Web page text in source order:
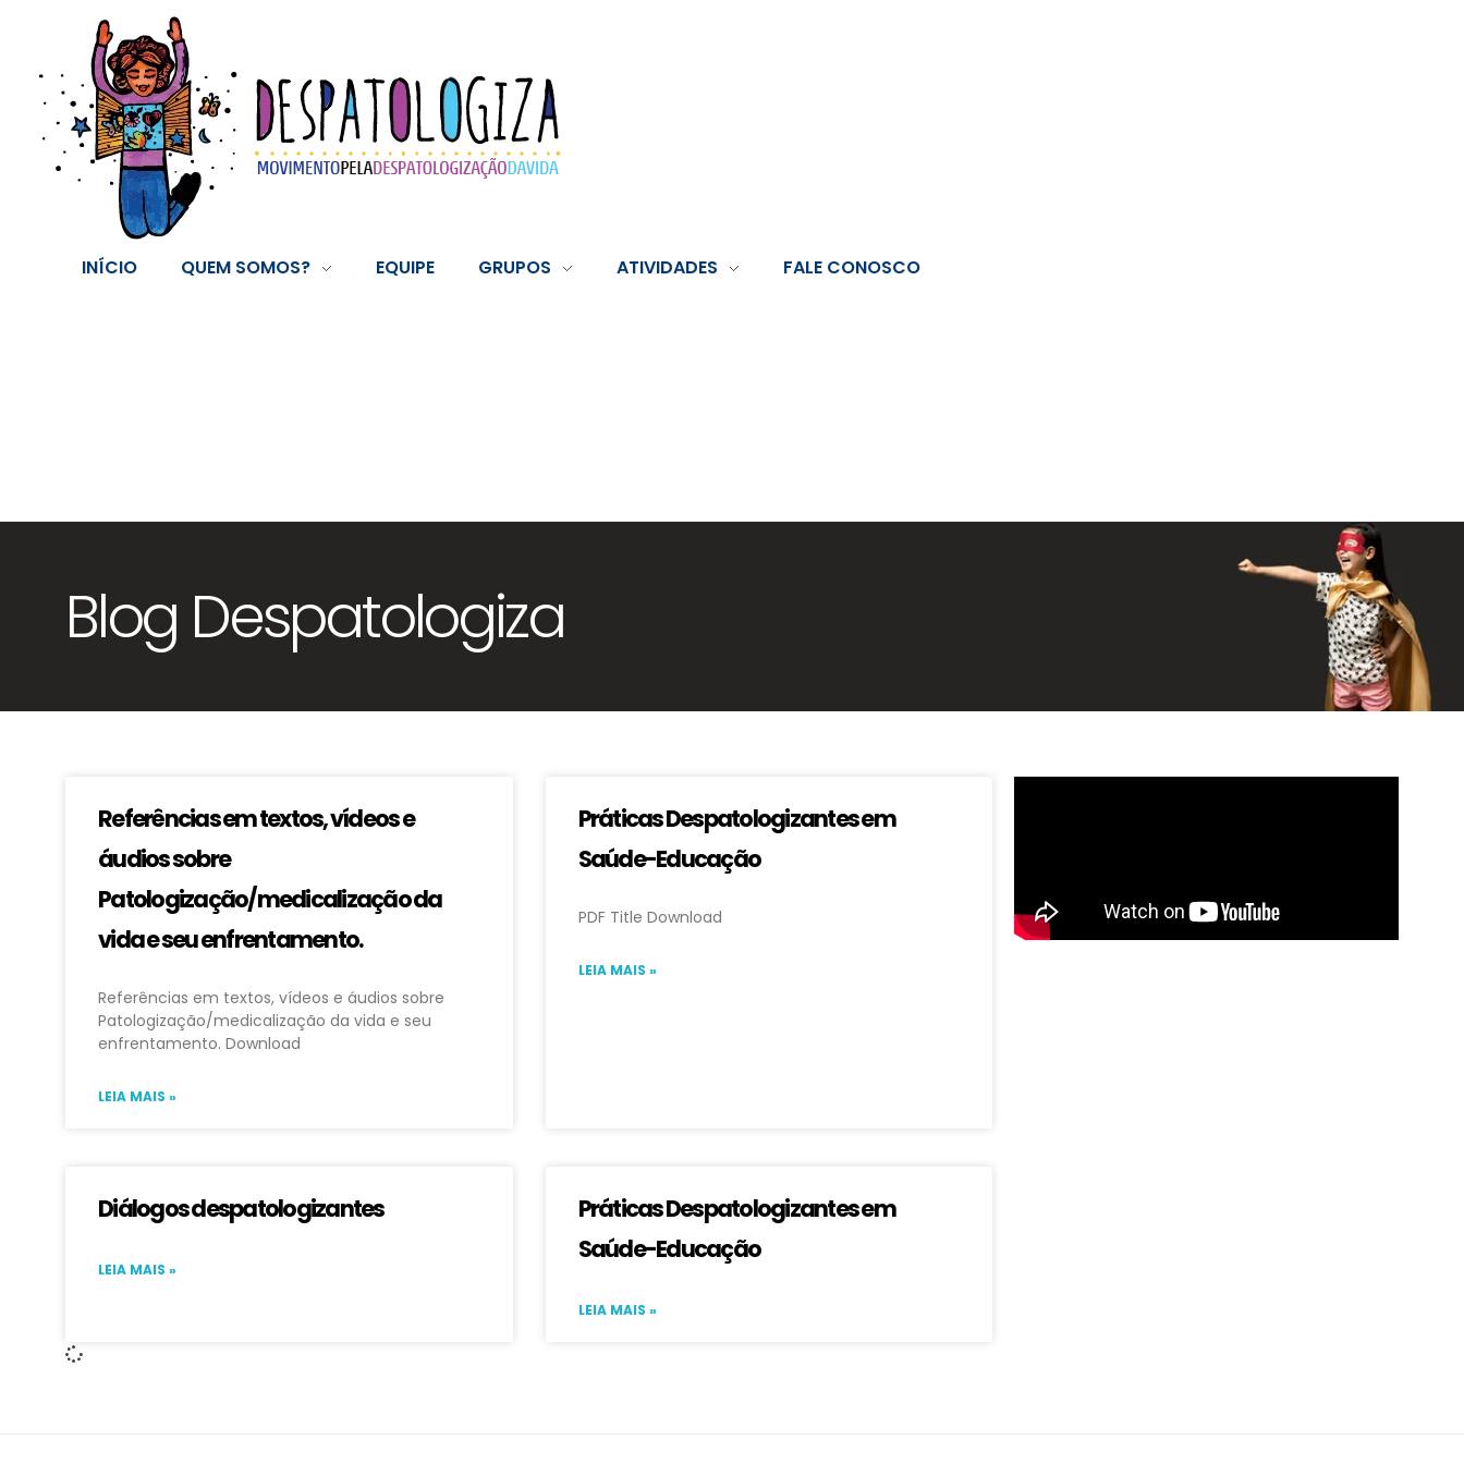
INÍCIO QUEM SOMOS? EQUIPE GRUPOS ATIVIDADES FALE CONOSCO
Blog Despatologiza
Referências em textos, vídeos e
áudios sobre
Patologização/medicalização da
vida e seu enfrentamento.
Referências em textos, vídeos e áudios sobre
Patologização/medicalização da vida e seu
enfrentamento. Download
LEIA MAIS »
Práticas Despatologizantes em
Saúde-Educação
PDF Title Download
LEIA MAIS »
Diálogos despatologizantes
LEIA MAIS »
Práticas Despatologizantes em
Saúde-Educação
LEIA MAIS »